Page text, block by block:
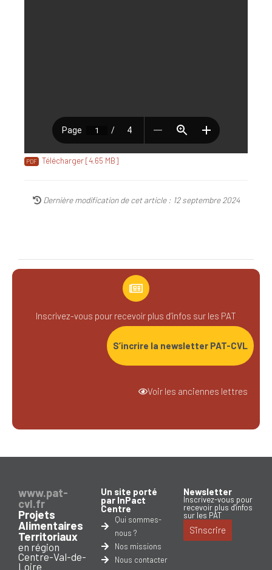
Télécharger [4.65 MB]
Dernière modification de cet article : 12 septembre 2024
Inscrivez-vous pour recevoir plus d’infos sur les PAT
S’incrire la newsletter PAT-CVL
Voir les anciennes lettres
www.pat-
cvl.fr
Projets
Alimentaires
Territoriaux
en région
Centre-Val-de-
Loire
Un site porté
par InPact
Centre
Qui sommes-
nous ?
Nos missions
Nous contacter
Newsletter
Inscrivez-vous pour
recevoir plus d'infos
sur les PAT
S'inscrire